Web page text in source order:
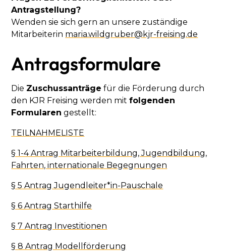
Antragstellung?
Wenden sie sich gern an unsere zuständige
Mitarbeiterin maria.wildgruber@kjr-freising.de
Antragsformulare
Die Zuschussanträge für die Förderung durch
den KJR Freising werden mitfolgenden
Formularen gestellt:
TEILNAHMELISTE
§ 1-4 Antrag Mitarbeiterbildung, Jugendbildung,
Fahrten, internationale Begegnungen
§ 5 Antrag Jugendleiter*in-Pauschale
§ 6 Antrag Starthilfe
§ 7 Antrag Investitionen
§ 8 Antrag Modellförderung